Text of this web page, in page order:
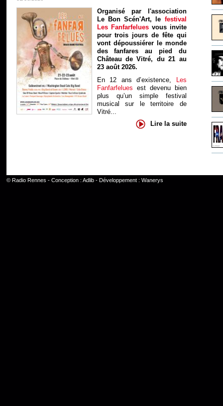
Organisé par l'association
Le Bon Scén'Art, le festival
Les Fanfarfelues vous invite
pour trois jours de fête qui
vont dépoussiérer le monde
des fanfares au pied du
Château de Vitré, du 21 au
23 août 2026.
En 12 ans d’existence, Les
Fanfarfelues est devenu bien
plus qu’un simple festival
musical sur le territoire de
Vitré...
Lire la suite
© Radio Rennes - Conception : Adlib- Développement : Wanerys